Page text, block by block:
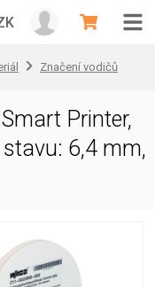
Značení vodičů
Printer,
6,4 mm,